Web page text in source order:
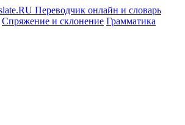
Спряжение и склонение Грамматика